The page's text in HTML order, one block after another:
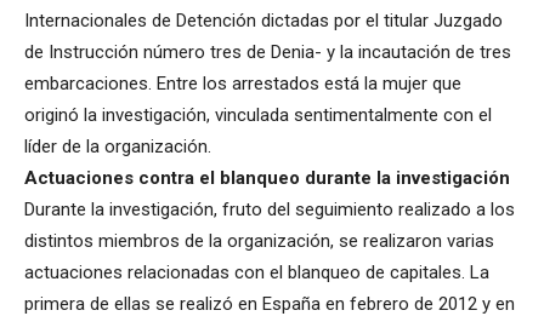
Internacionales de Detención dictadas por el titular Juzgado
de Instrucción número tres de Denia- y la incautación de tres
embarcaciones. Entre los arrestados está la mujer que
originó la investigación, vinculada sentimentalmente con el
líder de la organización.
Actuaciones contra el blanqueo durante la investigación
Durante la investigación, fruto del seguimiento realizado a los
distintos miembros de la organización, se realizaron varias
actuaciones relacionadas con el blanqueo de capitales. La
primera de ellas se realizó en España en febrero de 2012 y en